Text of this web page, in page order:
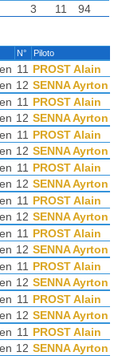
3 11 94
N° Piloto
11 PROST Alain
12 SENNA Ayrton
11 PROST Alain
12 SENNA Ayrton
11 PROST Alain
12 SENNA Ayrton
11 PROST Alain
12 SENNA Ayrton
11 PROST Alain
12 SENNA Ayrton
11 PROST Alain
12 SENNA Ayrton
11 PROST Alain
12 SENNA Ayrton
11 PROST Alain
12 SENNA Ayrton
11 PROST Alain
12 SENNA Ayrton